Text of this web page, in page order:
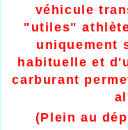
véhicule
"utiles"
uniquement
habituelle et
carburant
(Plein au